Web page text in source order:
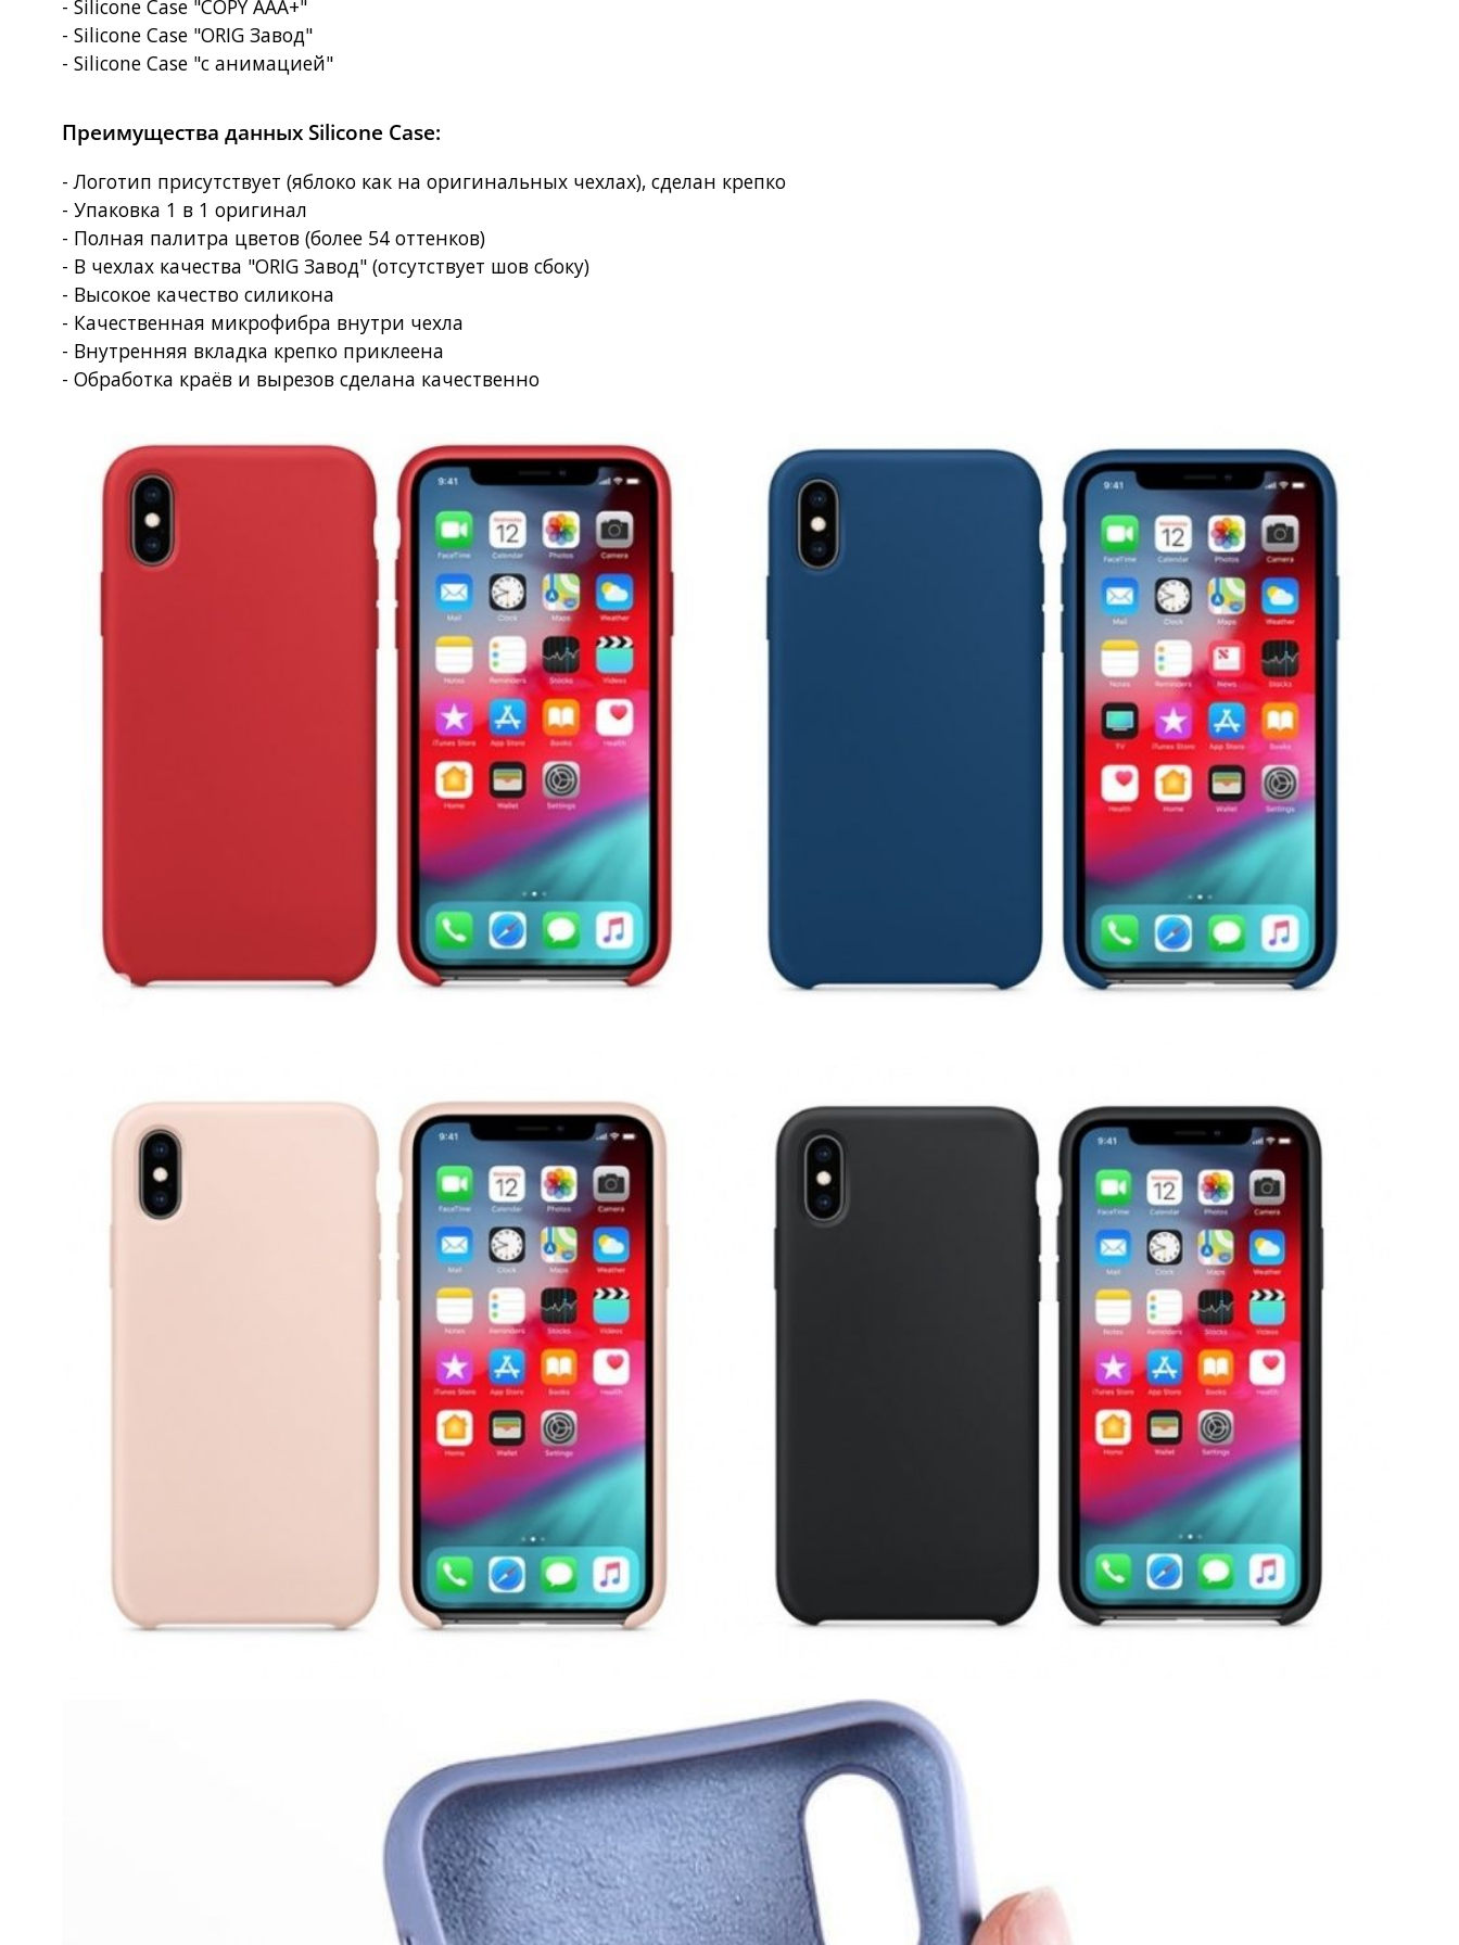
- Silicone Case "COPY AAA+"
- Silicone Case "ORIG Завод"
- Silicone Case "с анимацией"
Преимущества данных Silicone Case:
- Логотип присутствует (яблоко как на оригинальных чехлах), сделан крепко
- Упаковка 1 в 1 оригинал
- Полная палитра цветов (более 54 оттенков)
- В чехлах качества "ORIG Завод" (отсутствует шов сбоку)
- Высокое качество силикона
- Качественная микрофибра внутри чехла
- Внутренняя вкладка крепко приклеена
- Обработка краёв и вырезов сделана качественно